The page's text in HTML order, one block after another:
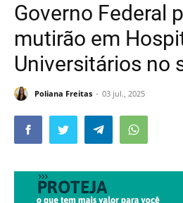
Governo Federal
mutirão em
Universitários no
Poliana Freitas 03 jul., 2025